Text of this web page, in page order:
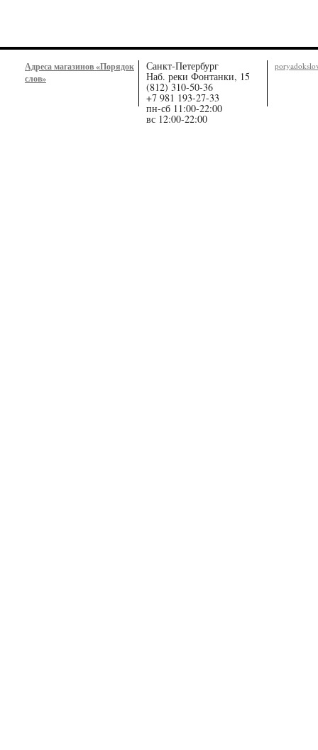
Адреса магазинов «Порядок
слов»
Санкт-Петербург
Наб. реки Фонтанки, 15
(812) 310-50-36
+7 981 193-27-33
пн-сб 11:00-22:00
вс 12:00-22:00